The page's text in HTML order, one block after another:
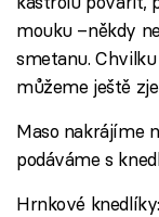
mouku –někdy
smetanu.
můžeme ještě
Maso nakrájíme
podáváme s
Hrnkové